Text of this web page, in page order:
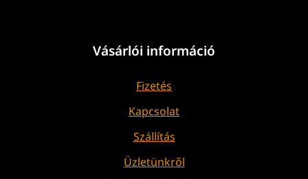
Vásárlói információ
Fizetés
Kapcsolat
Szállítás
Üzletünkről